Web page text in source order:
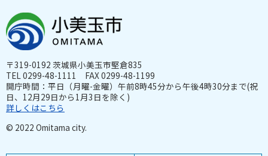
〒319-0192 茨城県小美玉市堅倉835
TEL 0299-48-1111 FAX 0299-48-1199
開庁時間：平日（月曜-金曜）午前8時45分から午後4時30分まで(祝
日、12月29日から1月3日を除く)
詳しくはこちら
© 2022 Omitama city.